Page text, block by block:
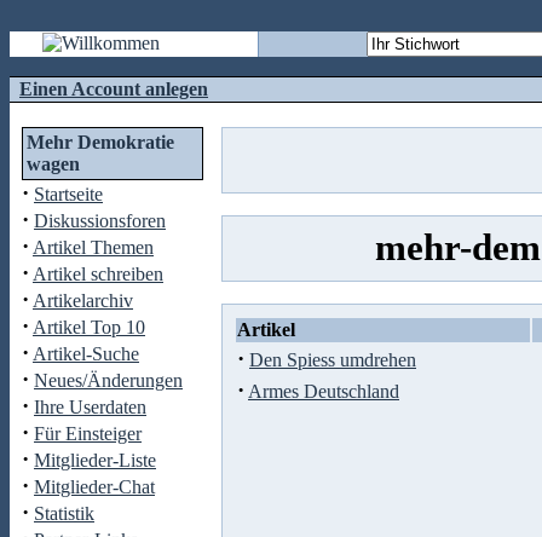
Einen Account anlegen
Mehr Demokratie
wagen
· Startseite
· Diskussionsforen
· Artikel Themen
· Artikel schreiben
· Artikelarchiv
· Artikel Top 10
· Artikel-Suche
· Neues/Änderungen
· Ihre Userdaten
· Für Einsteiger
· Mitglieder-Liste
· Mitglieder-Chat
· Statistik
mehr-
Artikel
· Den Spiess umdrehen
· Armes Deutschland